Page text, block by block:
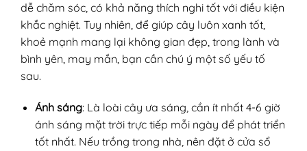
dễ chăm sóc, có khả năng thích nghi tốt với điều kiện
khắc nghiệt. Tuy nhiên, để giúp cây luôn xanh tốt,
khoẻ mạnh mang lại không gian đẹp, trong lành và
bình yên, may mắn, bạn cần chú ý một số yếu tố
sau.
Ánh sáng: Là loài cây ưa sáng, cần ít nhất 4-6 giờ
ánh sáng mặt trời trực tiếp mỗi ngày để phát triển
tốt nhất. Nếu trồng trong nhà, nên đặt ở cửa sổ